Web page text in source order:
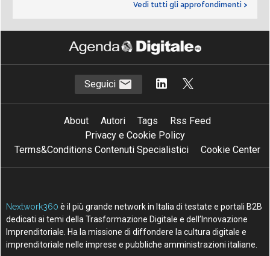
Vedi tutti gli approfondimenti >
Seguici
About Autori Tags
Rss Feed
Privacy e Cookie Policy
Terms&Conditions Contenuti Specialistici
Cookie Center
Nextwork360 è il più grande network in Italia di testate e portali B2B
dedicati ai temi della Trasformazione Digitale e dell’Innovazione
Imprenditoriale. Ha la missione di diffondere la cultura digitale e
imprenditoriale nelle imprese e pubbliche amministrazioni italiane.